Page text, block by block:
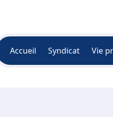
Accueil Syndicat Vie